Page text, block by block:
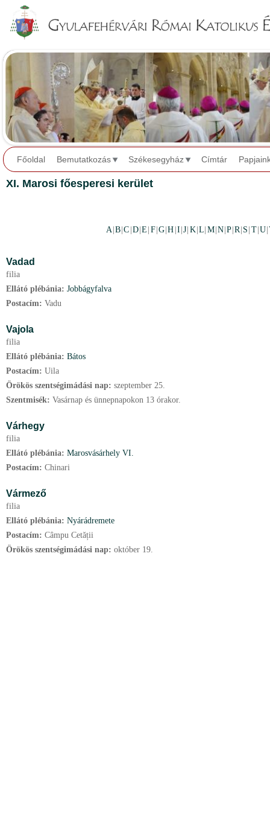
Főoldal Bemutatkozás Székesegyház Címtár
XI. Marosi főesperesi kerület
A B |C D |E F G |H I |J K |L M N |P R S T |U |
Vadad
filia
Ellátó plébánia: Jobbágyfalva
Postacím: Vadu
Vajola
filia
Ellátó plébánia: Bátos
Postacím: Uila
Örökös szentségimádási nap: szeptember 25.
Szentmisék: Vasárnap és ünnepnapokon 13 órakor.
Várhegy
filia
Ellátó plébánia: Marosvásárhely VI.
Postacím: Chinari
Vármező
filia
Ellátó plébánia: Nyárádremete
Postacím: Câmpu Cetății
Örökös szentségimádási nap: október 19.